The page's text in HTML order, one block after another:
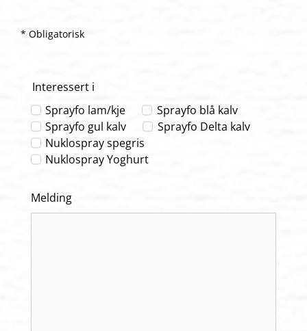
* Obligatorisk
Interessert i
Sprayfo lam/kje
Sprayfo blå kalv
Sprayfo gul kalv
Sprayfo Delta kalv
Nuklospray spegris
Nuklospray Yoghurt
Melding